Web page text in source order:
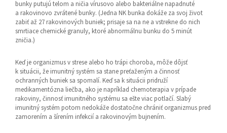
bunky putujú telom a ničia vírusovo alebo bakteriálne napadnuté
a rakovinovo zvrátené bunky. (Jedna NK bunka dokáže za svoj život
zabiť až 27 rakovinových buniek; prisaje sa na ne a vstrekne do nich
smrtiace chemické granuly, ktoré abnormálnu bunku do 5 minút
zničia.)
Keď je organizmus v strese alebo ho trápi choroba, môže dôjsť
k situácii, že imunitný systém sa stane preťaženým a činnosť
ochranných buniek sa spomalí. Keď sa k situácii pridruží
medikamentózna liečba, ako je napríklad chemoterapia v prípade
rakoviny, činnosť imunitného systému sa ešte viac potlačí. Slabý
imunitný systém potom nedokáže dostatočne chrániť organizmus pred
zamorením a šírením infekcií a rakovinovým bujnením.